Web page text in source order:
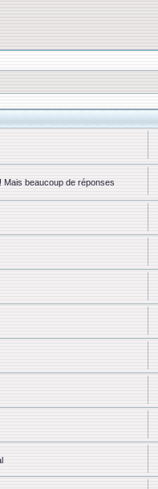
beaucoup de réponses